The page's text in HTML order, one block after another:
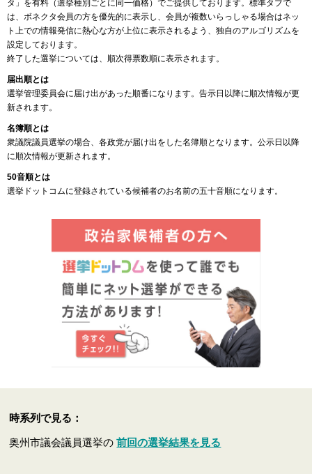
タ」を有料（選挙種別ごとに同一価格）でご提供しております。標準タブで
は、ボネクタ会員の方を優先的に表示し、会員が複数いらっしゃる場合はネッ
ト上での情報発信に熱心な方が上位に表示されるよう、独自のアルゴリズムを
設定しております。
終了した選挙については、順次得票数順に表示されます。
届出順とは
選挙管理委員会に届け出があった順番になります。告示日以降に順次情報が更
新されます。
名簿順とは
衆議院議員選挙の場合、各政党が届け出をした名簿順となります。公示日以降
に順次情報が更新されます。
50音順とは
選挙ドットコムに登録されている候補者のお名前の五十音順になります。
時系列で見る：
奥州市議会議員選挙の前回の選挙結果を見る